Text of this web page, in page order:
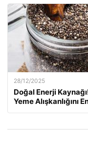
28/12/2025
Doğal Enerji
Yeme Alışkanlığını